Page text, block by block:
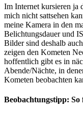
Im Internet kursieren ja
mich nicht sattsehen
meine Kamera in den
Belichtungsdauer und
Bilder sind deshalb
zeigen den Kometen
hoffentlich gibt es in
Abende/Nächte, in
Kometen beobachten
Beobachtungstipp: